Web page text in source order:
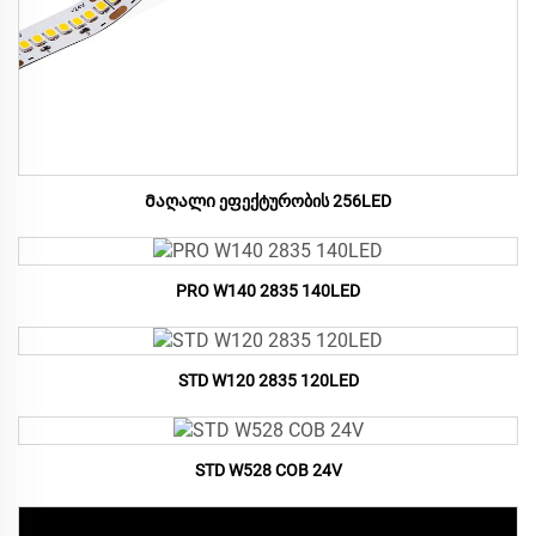
Მაღალი ეფექტურობის 256LED
PRO W140 2835 140LED
STD W120 2835 120LED
STD W528 COB 24V